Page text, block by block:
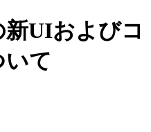
UIおよびコ
て